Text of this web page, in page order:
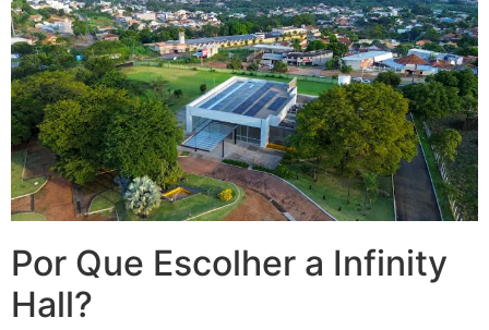
Por Que Escolher a Infinity
Hall?